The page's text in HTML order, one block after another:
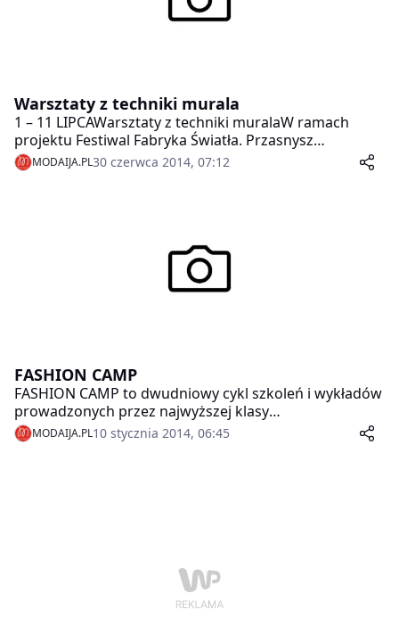
Warsztaty z techniki murala
1 – 11 LIPCAWarsztaty z techniki muralaW ramach
projektu Festiwal Fabryka Światła. Przasnysz
2014Miejski Dom Kulturyul. 3 Maja 16, Przasnyszwstęp
wolny
MODAIJA.PL30 czerwca 2014, 07:12
FASHION CAMP
FASHION CAMP to dwudniowy cykl szkoleń i wykładów
prowadzonych przez najwyższej klasy
profesjonalistów z obszaru mody i biznesu.
MODAIJA.PL10 stycznia 2014, 06:45